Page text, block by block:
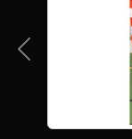
Précedent